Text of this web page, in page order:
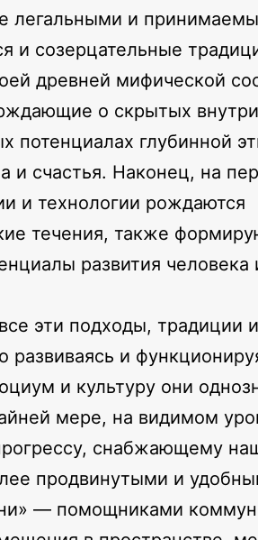
легальными и
и созерцательные
древней мифической
о скрытых
потенциалах глубинной
и счастья. Наконец, на
и технологии рождаются
течения, также
развития человека
эти подходы, традиции
развиваясь и
и культуру они
мере, на видимом
снабжающему
продвинутыми и
— помощниками